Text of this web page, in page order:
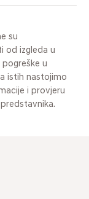
su
od izgleda u
u
istih nastojimo
i provjeru